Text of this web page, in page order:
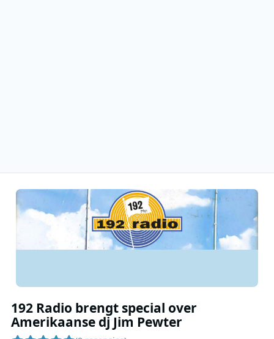
192 Radio brengt special over
Amerikaanse dj Jim Pewter